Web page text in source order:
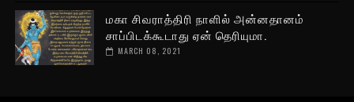
மகா சிவராத்திரி நாளில் அன்னதானம்
சாப்பிடக்கூடாது ஏன் தெரியுமா.
MARCH 08, 2021